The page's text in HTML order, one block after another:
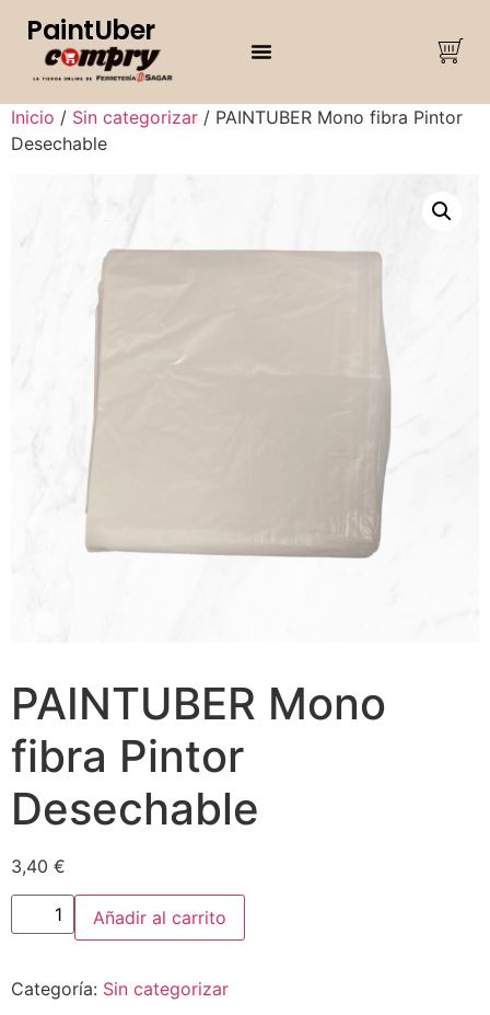
PaintUber
Inicio / Sin categorizar / PAINTUBER Mono fibra Pintor
Desechable
PAINTUBER Mono
fibra Pintor
Desechable
3,40 €
Añadir al carrito
Categoría: Sin categorizar